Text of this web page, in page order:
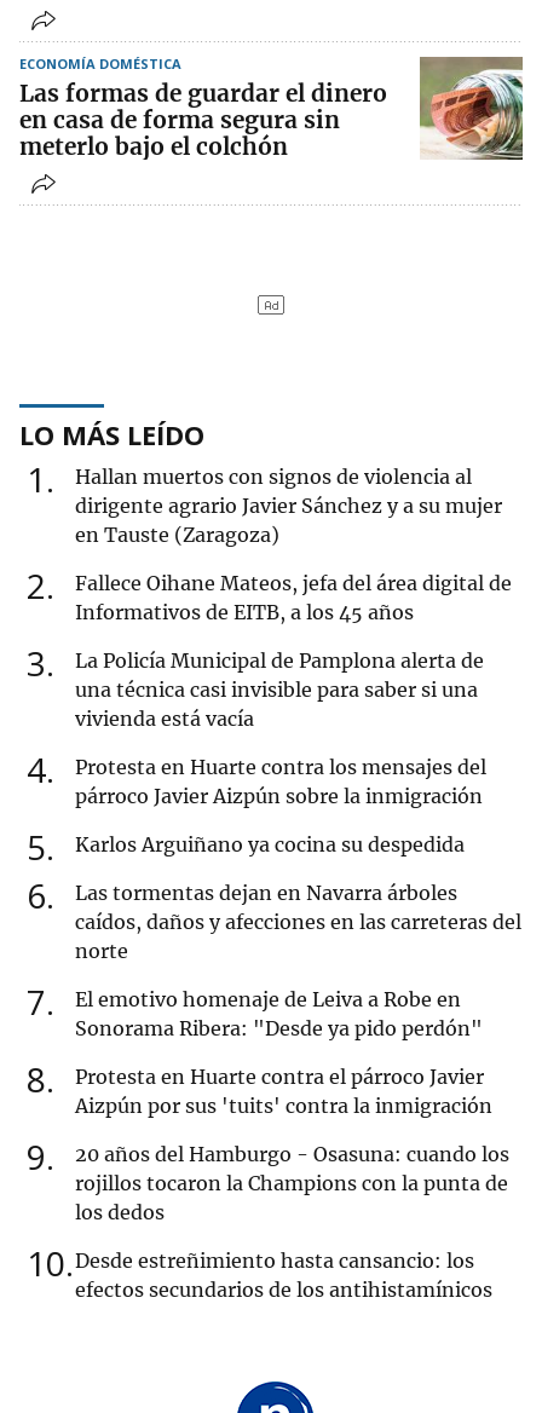
ECONOMÍA DOMÉSTICA
Las formas de guardar el dinero
en casa de forma segura sin
meterlo bajo el colchón
LO MÁS LEÍDO
1
Hallan muertos con signos de violencia al
dirigente agrario Javier Sánchez y a su mujer
en Tauste (Zaragoza)
2
Fallece Oihane Mateos, jefa del área digital de
Informativos de EITB, a los 45 años
3
La Policía Municipal de Pamplona alerta de
una técnica casi invisible para saber si una
vivienda está vacía
4
Protesta en Huarte contra los mensajes del
párroco Javier Aizpún sobre la inmigración
5 Karlos Arguiñano ya cocina su despedida
6
Las tormentas dejan en Navarra árboles
caídos, daños y afecciones en las carreteras del
norte
7
El emotivo homenaje de Leiva a Robe en
Sonorama Ribera: "Desde ya pido perdón"
8
Protesta en Huarte contra el párroco Javier
Aizpún por sus 'tuits' contra la inmigración
9
20 años del Hamburgo - Osasuna: cuando los
rojillos tocaron la Champions con la punta de
los dedos
10 Desde estreñimiento hasta cansancio: los
efectos secundarios de los antihistamínicos